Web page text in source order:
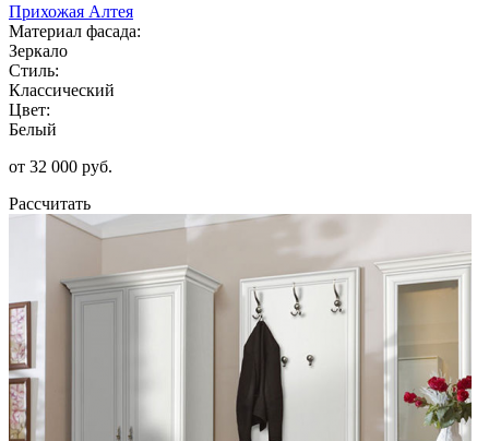
Прихожая Алтея
Материал фасада:
Зеркало
Стиль:
Классический
Цвет:
Белый
от 32 000 руб.
Рассчитать